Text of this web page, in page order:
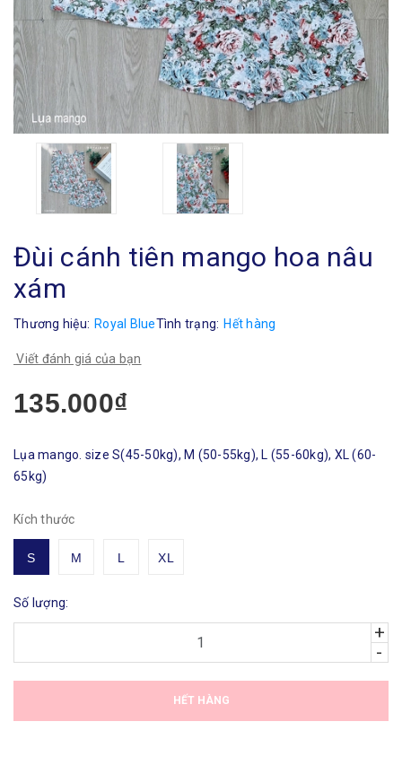
Đùi cánh tiên mango hoa nâu
xám
Thương hiệu: Royal BlueTình trạng: Hết hàng
Viết đánh giá của bạn
135.000₫
Lụa mango. size S(45-50kg), M (50-55kg), L (55-60kg), XL (60-
65kg)
Kích thước
S M L XL
Số lượng:
+
-
HẾT HÀNG